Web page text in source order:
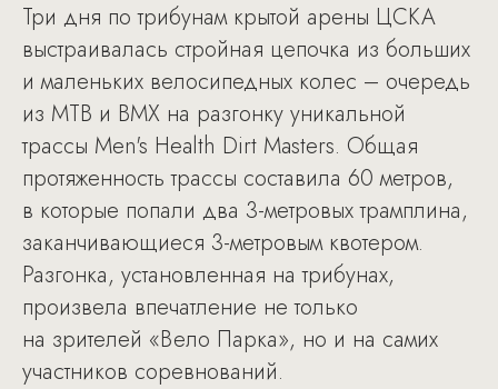
Три дня по трибунам крытой арены ЦСКА
выстраивалась стройная цепочка из больших
и маленьких велосипедных колес – очередь
из MTB и BMX на разгонку уникальной
трассы Men's Health Dirt Masters. Общая
протяженность трассы составила 60 метров,
в которые попали два 3-метровых трамплина,
заканчивающиеся 3-метровым квотером.
Разгонка, установленная на трибунах,
произвела впечатление не только
на зрителей «Вело Парка», но и на самих
участников соревнований.